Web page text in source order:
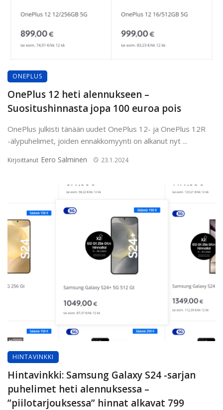
ONEPLUS
OnePlus 12 heti alennukseen –
Suositushinnasta jopa 100 euroa pois
OnePlus julkisti tänään uudet OnePlus 12- ja OnePlus 12R
-älypuhelimet, joiden ennakkomyynti on alkanut nyt ...
Kirjoittanut Eero Salminen 23.1.2024
HINTAVINKKI
Hintavinkki: Samsung Galaxy S24 -sarjan
puhelimet heti alennuksessa –
”piilotarjouksessa” hinnat alkavat 799